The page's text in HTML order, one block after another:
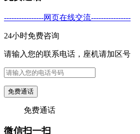
----------------网页在线交流----------------
24小时免费咨询
请输入您的联系电话，座机请加区号
免费通话
免费通话
微信扫一扫